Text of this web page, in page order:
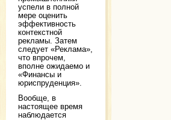
успели в полной
мере оценить
эффективность
контекстной
рекламы. Затем
следует «Реклама»,
что впрочем,
вполне ожидаемо и
«Финансы и
юриспруденция».
Вообще, в
настоящее время
наблюдается